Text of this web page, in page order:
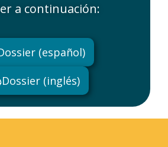
a continuación:
(español)
Dossier (inglés)